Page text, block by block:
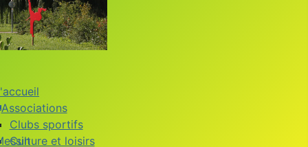
Associations
Clubs sportifs
Culture et loisirs